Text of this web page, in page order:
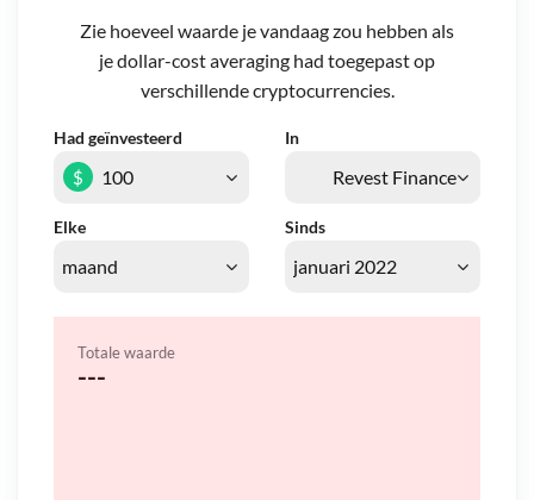
Zie hoeveel waarde je vandaag zou hebben als
je dollar-cost averaging had toegepast op
verschillende cryptocurrencies.
Had geïnvesteerd In
Elke Sinds
$
Totale waarde
---